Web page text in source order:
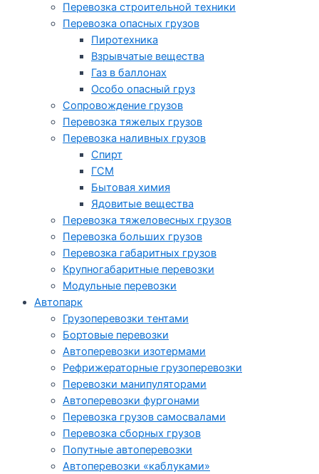
Перевозка строительной техники
Перевозка опасных грузов
Пиротехника
Взрывчатые вещества
Газ в баллонах
Особо опасный груз
Cопровождение грузов
Перевозка тяжелых грузов
Перевозка наливных грузов
Спирт
ГСМ
Бытовая химия
Ядовитые вещества
Перевозка тяжеловесных грузов
Перевозка больших грузов
Перевозка габаритных грузов
Крупногабаритные перевозки
Модульные перевозки
Автопарк
Грузоперевозки тентами
Бортовые перевозки
Автоперевозки изотермами
Рефрижераторные грузоперевозки
Перевозки манипуляторами
Автоперевозки фургонами
Перевозка грузов самосвалами
Перевозка сборных грузов
Попутные автоперевозки
Автоперевозки «каблуками»